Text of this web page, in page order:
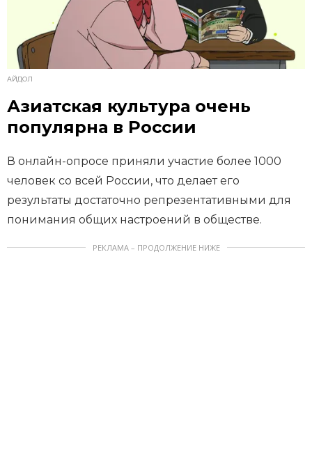
АЙДОЛ
Азиатская культура очень
популярна в России
В онлайн-опросе приняли участие более 1000
человек со всей России, что делает его
результаты достаточно репрезентативными для
понимания общих настроений в обществе.
РЕКЛАМА – ПРОДОЛЖЕНИЕ НИЖЕ